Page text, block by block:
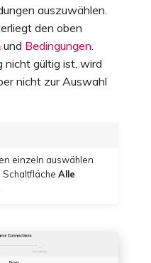
auszuwählen.
den oben
und Bedingungen
nicht gültig ist, wird
nicht zur Auswahl
einzeln auswählen
Alle